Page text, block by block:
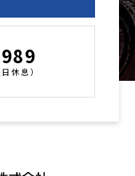
休息）